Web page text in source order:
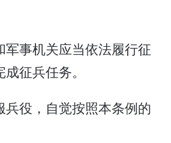
军事机关应当依法履行征
征兵任务。
兵役，自觉按照本条例的